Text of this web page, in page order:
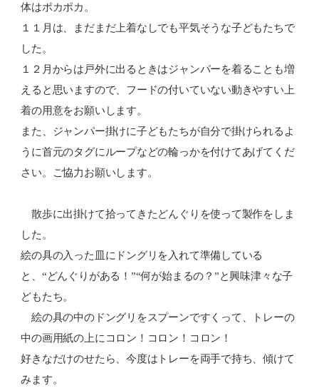
体はポカポカ。
１１月は、まだまだ上着なしでも平気そうな子どもたちで
した。
１２月からは戸外に出るときはジャンパーを着ることも増
えると思いますので、フードの付いていない動きやすい上
着の用意をお願いします。
また、ジャンパー掛けに子どもたちが自分で掛けられるよ
うに首元のタグにループなどの輪っかを付けてあげてくだ
さい。ご協力お願いします。
散歩に出掛けて拾ってきたどんぐりを使って製作をしま
した。
絵の具の入った皿にドングリを入れて準備している
と、“どんぐりがある！”“何が始まるの？”と興味津々な子
どもたち。
絵の具の中のドングリをスプーンですくって、トレーの
中の画用紙の上にコロン！コロン！コロン！
好きなだけのせたら、今度はトレーを両手で持ち、傾けて
みます。